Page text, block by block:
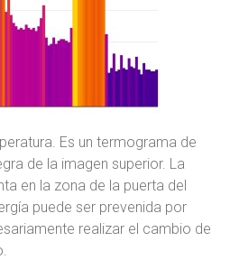
Es un termograma de
de la imagen superior. La
en la zona de la puerta del
puede ser prevenida por
realizar el cambio de